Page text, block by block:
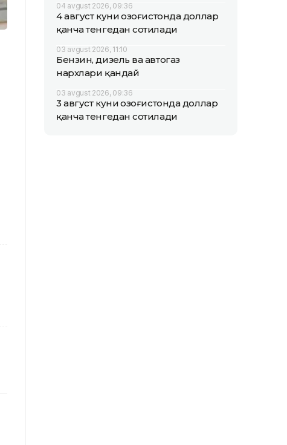
04 avgust 2026, 09:36
4 август куни Қозоғистонда доллар
қанча тенгедан сотилади
03 avgust 2026, 11:10
Бензин, дизель ва автогаз
нархлари қандай
03 avgust 2026, 09:36
3 август куни Қозоғистонда доллар
қанча тенгедан сотилади